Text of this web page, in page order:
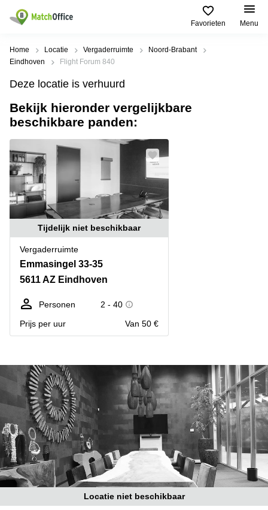
Favorieten Menu
Huren / Verhuren
Productpagina's
Kantoorruimten
Business
Flexplekken
Coworking
Spaces
Vergaderruimten
Virtueel
Kantoor
Bedrijfsruimte
Populaire
Steden
Alkmaar
Amsterdam
Westpoort
Bergen
op
Zoom
Amersfoort
Breda
Hengelo
Hilversum
Hoofddorp
Tiel
Tilburg
Zwolle
Amsterdam
Westpoort
Populaire
zoekopdrachten
Kantoorruimte
in Breda
huren
Bergen
op
Zoom
Kantoor
huren
Kantoor
huren
Reeuwijk
Business
Arnhem
Amsterdam
Westpoort
Business
center
Hilversum
Business
center
Den
Haag
space
Help
Over ons
Voeg je kantoorruimte toe
Huurprijs
Log in
Home Locatie Vergaderruimte
Noord-Brabant
Eindhoven
Flight Forum 840
Deze locatie is verhuurd
Bekijk hieronder vergelijkbare
beschikbare panden:
Tijdelijk niet beschikbaar
Vergaderruimte
Emmasingel 33-35
5611 AZ Eindhoven
Personen
2 - 40
Prijs per uur
Van 50 €
Locatie niet beschikbaar